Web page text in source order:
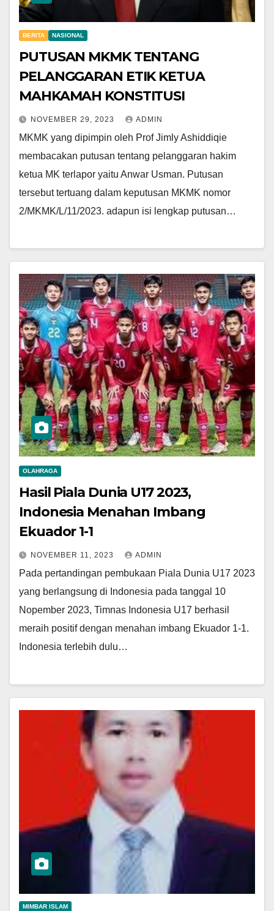
BERITA NASIONAL
PUTUSAN MKMK TENTANG
PELANGGARAN ETIK KETUA
MAHKAMAH KONSTITUSI
NOVEMBER 29, 2023 ADMIN
MKMK yang dipimpin oleh Prof Jimly Ashiddiqie
membacakan putusan tentang pelanggaran hakim
ketua MK terlapor yaitu Anwar Usman. Putusan
tersebut tertuang dalam keputusan MKMK nomor
2/MKMK/L/11/2023. adapun isi lengkap putusan…
OLAHRAGA
Hasil Piala Dunia U17 2023,
Indonesia Menahan Imbang
Ekuador 1-1
NOVEMBER 11, 2023 ADMIN
Pada pertandingan pembukaan Piala Dunia U17 2023
yang berlangsung di Indonesia pada tanggal 10
Nopember 2023, Timnas Indonesia U17 berhasil
meraih positif dengan menahan imbang Ekuador 1-1.
Indonesia terlebih dulu…
MIMBAR ISLAM